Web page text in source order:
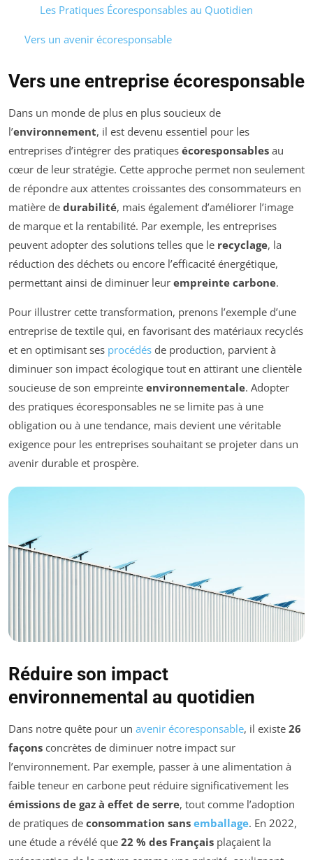
Les Pratiques Écoresponsables au Quotidien
Vers un avenir écoresponsable
Vers une entreprise écoresponsable
Dans un monde de plus en plus soucieux de
l’environnement, il est devenu essentiel pour les
entreprises d’intégrer des pratiques écoresponsables au
cœur de leur stratégie. Cette approche permet non seulement
de répondre aux attentes croissantes des consommateurs en
matière de durabilité, mais également d’améliorer l’image
de marque et la rentabilité. Par exemple, les entreprises
peuvent adopter des solutions telles que le recyclage, la
réduction des déchets ou encore l’efficacité énergétique,
permettant ainsi de diminuer leur empreinte carbone.
Pour illustrer cette transformation, prenons l’exemple d’une
entreprise de textile qui, en favorisant des matériaux recyclés
et en optimisant ses procédés de production, parvient à
diminuer son impact écologique tout en attirant une clientèle
soucieuse de son empreinte environnementale. Adopter
des pratiques écoresponsables ne se limite pas à une
obligation ou à une tendance, mais devient une véritable
exigence pour les entreprises souhaitant se projeter dans un
avenir durable et prospère.
Réduire son impact
environnemental au quotidien
Dans notre quête pour un avenir écoresponsable, il existe 26
façons concrètes de diminuer notre impact sur
l’environnement. Par exemple, passer à une alimentation à
faible teneur en carbone peut réduire significativement les
émissions de gaz à effet de serre, tout comme l’adoption
de pratiques de consommation sans emballage. En 2022,
une étude a révélé que 22 % des Français plaçaient la